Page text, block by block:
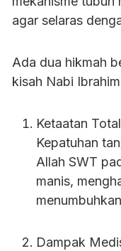
agar selaras
Ada dua hikmah
kisah Nabi
Ketaatan
Kepatuhan
Allah SWT
manis,
Dampak